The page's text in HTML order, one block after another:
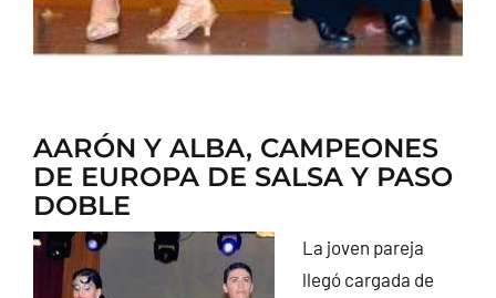
AARÓN Y ALBA, CAMPEONES
DE EUROPA DE SALSA Y PASO
DOBLE
La joven pareja
llegó cargada de